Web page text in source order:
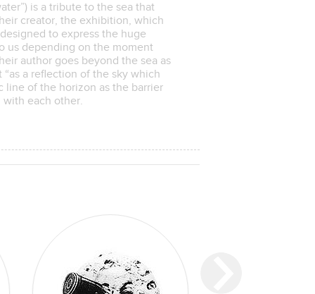
is a tribute to the sea that
creator, the exhibition, which
to express the huge
us depending on the moment
author goes beyond the sea as
a reflection of the sky which
line of the horizon as the barrier
with each other.